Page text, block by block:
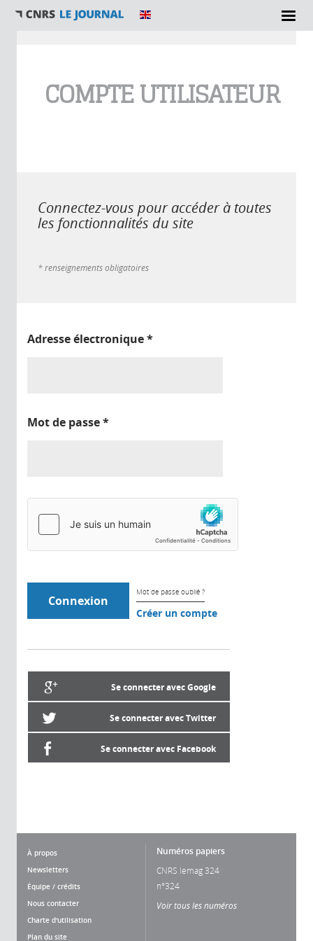
COMPTE UTILISATEUR
Connectez-vous pour accéder à toutes
les fonctionnalités du site
* renseignements obligatoires
Adresse électronique*
Mot de passe*
Mot de passe oublié ?
Créer un compte
Se connecter avec Google
Se connecter avec Twitter
Se connecter avec Facebook
À propos
Newsletters
Équipe / crédits
Nous contacter
Charte d'utilisation
Plan du site
Numéros papiers
CNRS lemag 324
n°324
Voir tous les numéros